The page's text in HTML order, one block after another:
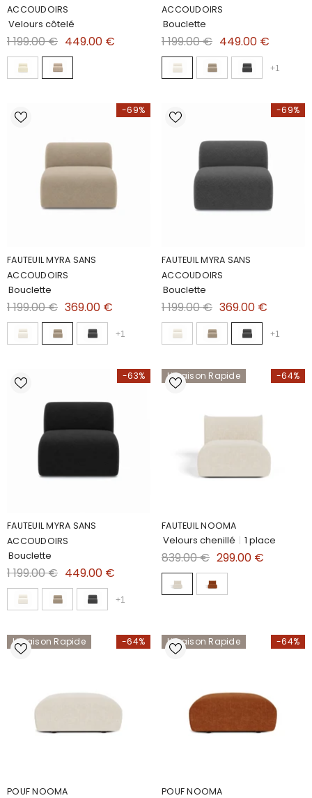
ACCOUDOIRS
Velours côtelé
1 199.00 € 449.00 €
ACCOUDOIRS
Bouclette
1 199.00 € 449.00 €
+1
-69%
FAUTEUIL MYRA SANS
ACCOUDOIRS
Bouclette
1 199.00 € 369.00 €
+1
-69%
FAUTEUIL MYRA SANS
ACCOUDOIRS
Bouclette
1 199.00 € 369.00 €
+1
-63%
FAUTEUIL MYRA SANS
ACCOUDOIRS
Bouclette
1 199.00 € 449.00 €
+1
-64%
Livraison Rapide
FAUTEUIL NOOMA
Velours chenillé | 1 place
839.00 € 299.00 €
-64%
Livraison Rapide
POUF NOOMA
-64%
Livraison Rapide
POUF NOOMA